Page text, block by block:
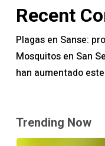
Recent
Plagas en Sanse:
Mosquitos en San
han aumentado
Trending Now